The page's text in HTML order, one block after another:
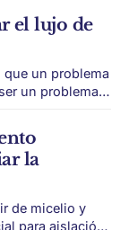
el lujo de
un problema
Este no es
la
de micelio y
para aislación